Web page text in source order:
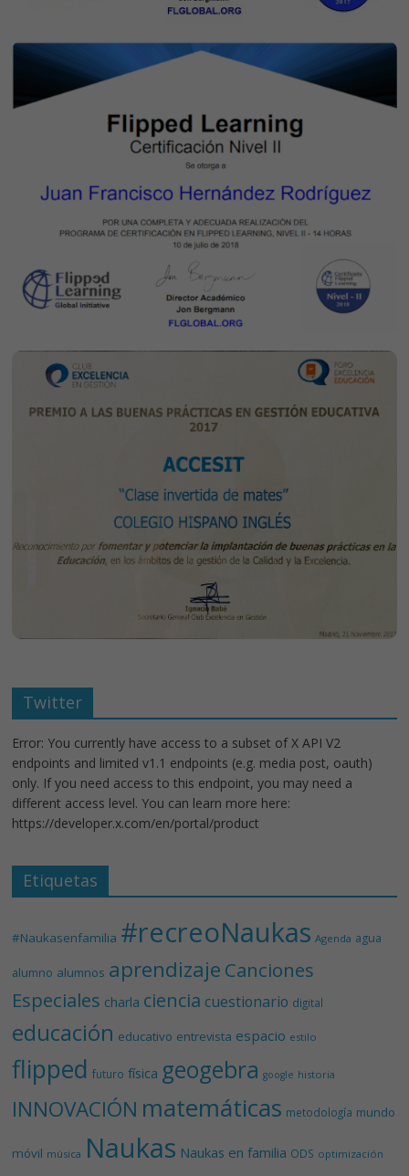
Twitter
Error: You currently have access to a subset of X API V2
endpoints and limited v1.1 endpoints (e.g. media post, oauth)
only. If you need access to this endpoint, you may need a
different access level. You can learn more here:
https://developer.x.com/en/portal/product
Etiquetas
#Naukasenfamilia #recreoNaukas Agenda agua
alumno alumnos aprendizaje Canciones
Especiales charla ciencia cuestionario digital
educación educativo entrevista espacio estilo
flipped futuro física geogebra google historia
INNOVACIÓN matemáticas metodología mundo
móvil música Naukas Naukas en familia ODS optimización